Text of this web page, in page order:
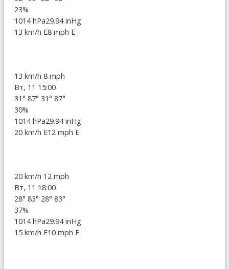
23%
1014 hPa29.94 inHg
13 km/h E8 mph E
13 km/h 8 mph
Вт, 11 15:00
31° 87° 31° 87°
30%
1014 hPa29.94 inHg
20 km/h E12 mph E
20 km/h 12 mph
Вт, 11 18:00
28° 83° 28° 83°
37%
1014 hPa29.94 inHg
15 km/h E10 mph E